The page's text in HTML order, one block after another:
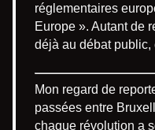
réglementaires
Europe ». Autant de
déjà au débat public,
Mon regard de
passées entre
chaque révolution a